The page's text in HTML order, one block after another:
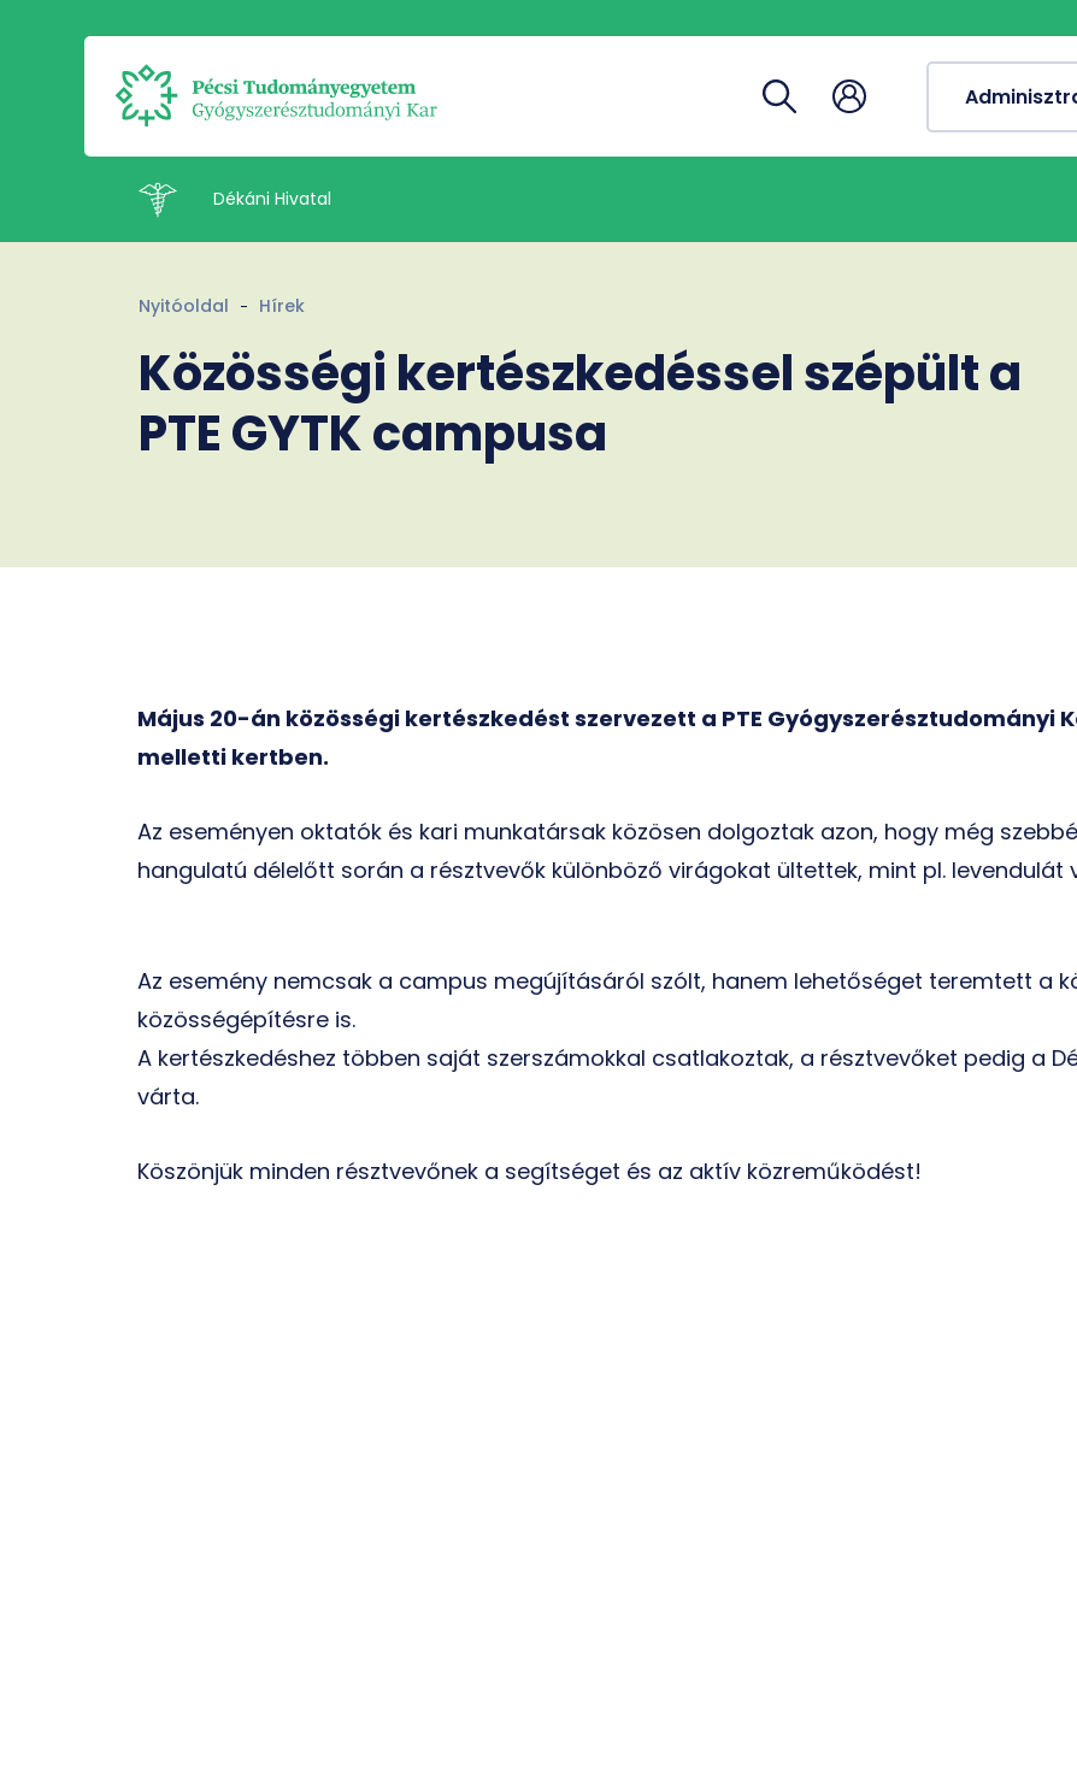
Munkatársak
Kapcsolat
Dékáni Hivatal
Nyitóoldal Hírek
Közösségi kertészkedéssel szépült a
PTE GYTK campusa
Május 20-án közösségi kertészkedést szervezett a PTE Gyógyszerésztudományi
melletti kertben.
Az eseményen oktatók és kari munkatársak közösen dolgoztak azon, hogy még
hangulatú délelőtt során a résztvevők különböző virágokat ültettek, mint pl. levendulát
Az esemény nemcsak a campus megújításáról szólt, hanem lehetőséget teremtett a
közösségépítésre is.
A kertészkedéshez többen saját szerszámokkal csatlakoztak, a résztvevőket pedig a
várta.
Köszönjük minden résztvevőnek a segítséget és az aktív közreműködést!